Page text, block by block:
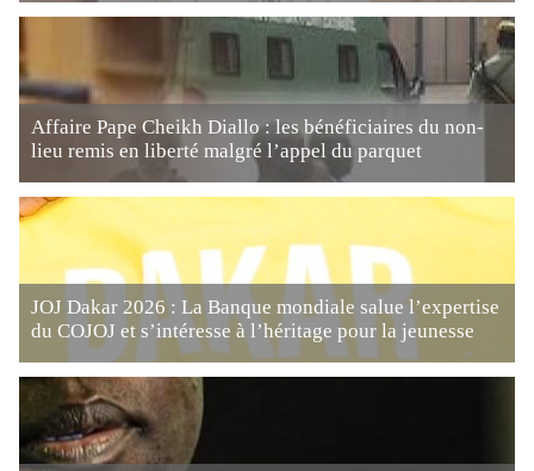
Affaire Pape Cheikh Diallo : les bénéficiaires du non-
lieu remis en liberté malgré l’appel du parquet
JOJ Dakar 2026 : La Banque mondiale salue l’expertise
du COJOJ et s’intéresse à l’héritage pour la jeunesse